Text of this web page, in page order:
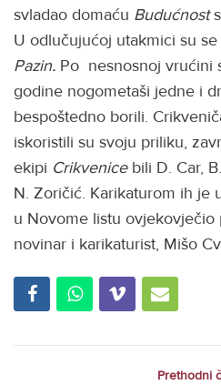
svladao domaću Budućnosts
U odlučujućoj utakmici su se
Pazin. Po nesnosnoj vrućini
godine nogometaši jedne i
bespoštedno borili.
iskoristili su svoju priliku,
ekipi Crikvenicebili D. Car,
N. Zoričić. Karikaturom ih je
u Novome listu ovjekovječio
novinar i karikaturist, Mišo
Prethodni